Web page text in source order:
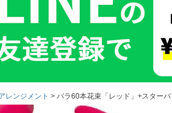
レンジメント バラ60本花束「レッド」+スター